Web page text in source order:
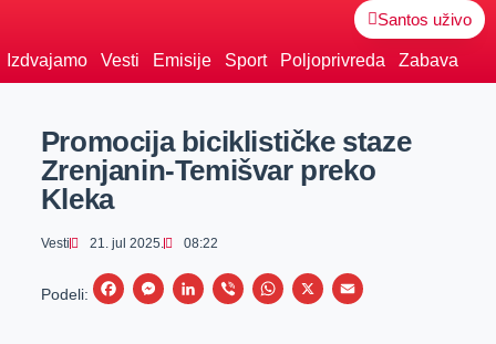
Santos uživo
Izdvajamo Vesti Emisije Sport Poljoprivreda Zabava
Promocija biciklističke staze
Zrenjanin-Temišvar preko
Kleka
Vesti 21. jul 2025. 08:22
Podeli:
F
M
L
V
W
X
E